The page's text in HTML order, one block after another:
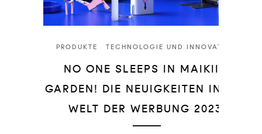
PRODUKTE TECHNOLOGIE UND INNOVATION
NO ONE SLEEPS IN MAIKII’S
GARDEN! DIE NEUIGKEITEN IN DER
WELT DER WERBUNG 2023.